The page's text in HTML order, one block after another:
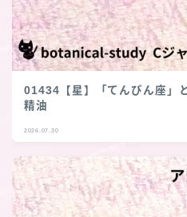
01434【星】「てんびん座」
精油
2026.07.30